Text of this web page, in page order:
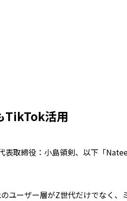
TikTok活用
取締役：小島領剣、以下「
ーザー層がZ世代だけでなく、